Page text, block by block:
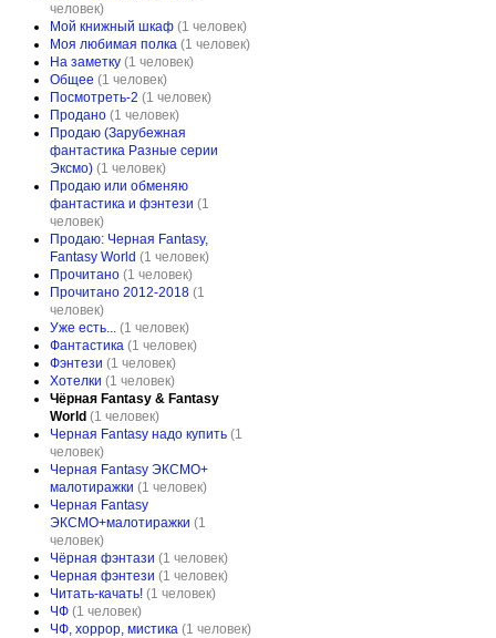
человек)
Мой книжный шкаф (1 человек)
Моя любимая полка (1 человек)
На заметку (1 человек)
Общее (1 человек)
Посмотреть-2 (1 человек)
Продано (1 человек)
Продаю (Зарубежная
фантастика Разные серии
Эксмо) (1 человек)
Продаю или обменяю
фантастика и фэнтези (1
человек)
Продаю: Черная Fantasy,
Fantasy World (1 человек)
Прочитано (1 человек)
Прочитано 2012-2018 (1
человек)
Уже есть... (1 человек)
Фантастика (1 человек)
Фэнтези (1 человек)
Хотелки (1 человек)
Чёрная Fantasy & Fantasy
World (1 человек)
Черная Fantasy надо купить (1
человек)
Черная Fantasy ЭКСМО+
малотиражки (1 человек)
Черная Fantasy
ЭКСМО+малотиражки (1
человек)
Чёрная фэнтази (1 человек)
Черная фэнтези (1 человек)
Читать-качать! (1 человек)
ЧФ (1 человек)
ЧФ, хоррор, мистика (1 человек)